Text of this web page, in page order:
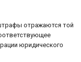
отражаются той
юридического